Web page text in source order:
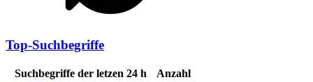
Top-Suchbegriffe
Suchbegriffe der letzen 24 h
Anzahl